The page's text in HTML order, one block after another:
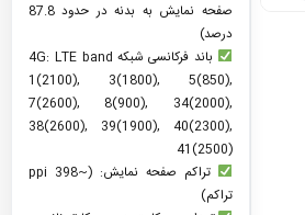
صفحه نمایش به بدنه در حدود 87.8
درصد)
باند فرکانسی شبکه 4G: LTE band
1(2100), 3(1800), 5(850),
7(2600), 8(900), 34(2000),
38(2600), 39(1900), 40(2300),
41(2500)
تراکم صفحه نمایش: (~398 ppi
تراکم)